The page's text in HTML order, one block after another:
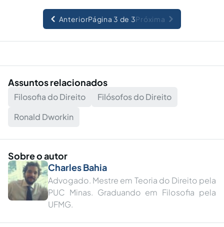
AnteriorPágina 3 de 3Próxima
Assuntos relacionados
Filosofia do Direito
Filósofos do Direito
Ronald Dworkin
Sobre o autor
Charles Bahia
Advogado. Mestre em Teoria do Direito pela
PUC Minas. Graduando em Filosofia pela
UFMG.